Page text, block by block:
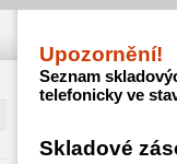
Upozornění!
Seznam
telefonicky ve
Skladové